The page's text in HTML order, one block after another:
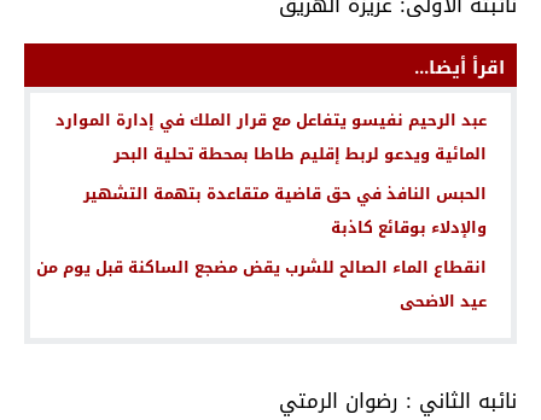
اقرأ أيضا...
عبد الرحيم نفيسو يتفاعل مع قرار الملك في إدارة الموارد
المائية ويدعو لربط إقليم طاطا بمحطة تحلية البحر
الحبس النافذ في حق قاضية متقاعدة بتهمة التشهير
والإدلاء بوقائع كاذبة
انقطاع الماء الصالح للشرب يقض مضجع الساكنة قبل يوم من
عيد الاضحى
نائبه الثاني : رضوان الرمتي